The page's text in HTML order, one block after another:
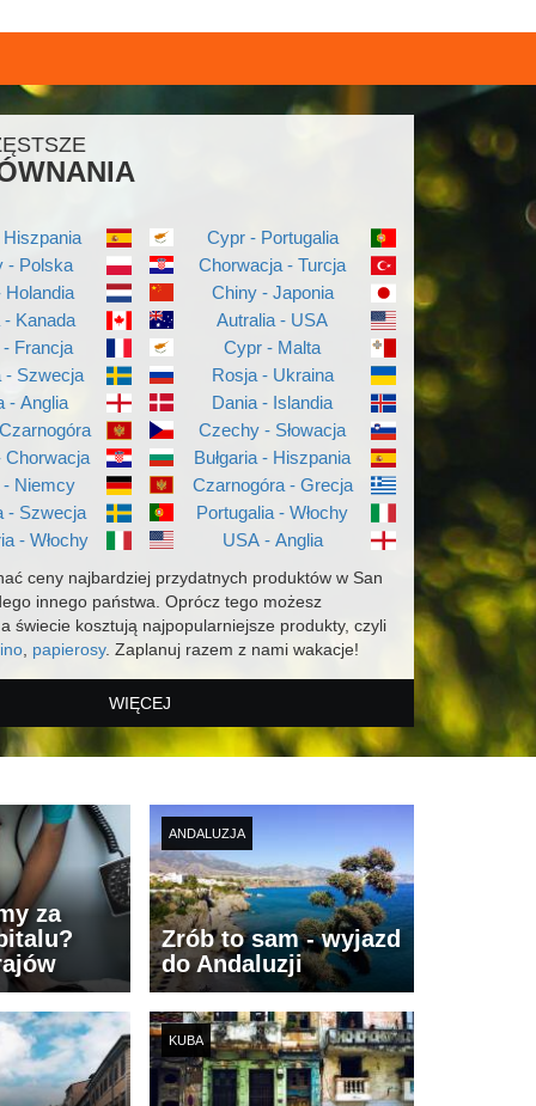
- Polska
Holandia
- Kanada
Francja
- Szwecja
- Anglia
Chorwacja
- Niemcy
- Szwecja
- Włochy
Cypr - Portugalia
Chorwacja - Turcja
Chiny - Japonia
Autralia - USA
Cypr - Malta
Rosja - Ukraina
Dania - Islandia
Czechy - Słowacja
Bułgaria - Hiszpania
Czarnogóra - Grecja
Portugalia - Włochy
USA - Anglia
ceny najbardziej przydatnych produktów w San
innego państwa. Oprócz tego możesz
świecie kosztują najpopularniejsze produkty, czyli
, papierosy. Zaplanuj razem z nami wakacje!
WIĘCEJ
za
ANDALUZJA
Zrób to sam - wyjazd
do Andaluzji
KUBA